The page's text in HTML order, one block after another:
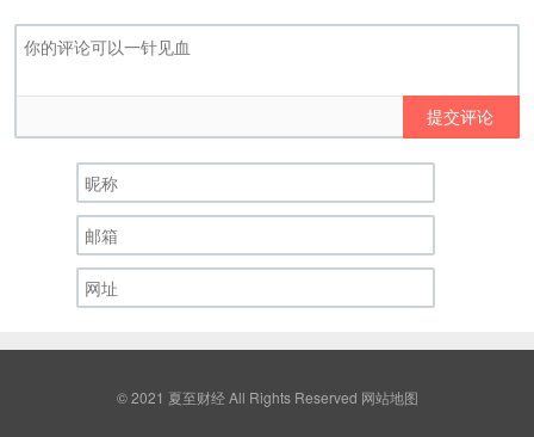
提交评论
© 2021 夏至财经 All Rights Reserved 网站地图